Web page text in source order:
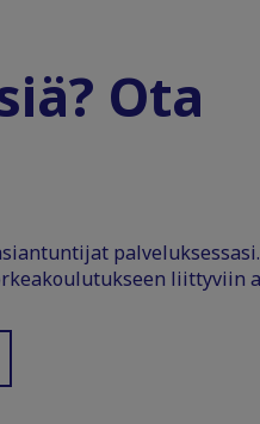
Ota
liittyviin